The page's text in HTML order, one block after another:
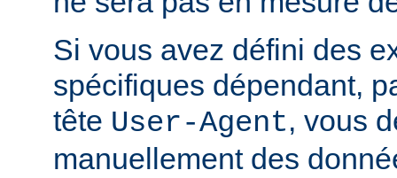
Si vous avez défini des
spécifiques dépendant,
tête User-Agent, vous
manuellement des